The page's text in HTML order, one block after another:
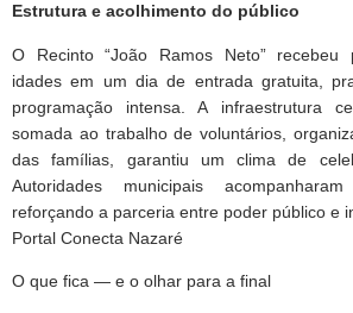
Estrutura e acolhimento do público
O Recinto “João Ramos Neto” recebeu
idades em um dia de entrada gratuita,
programação intensa. A infraestrutura
somada ao trabalho de voluntários,
das famílias, garantiu um clima de
Autoridades municipais
reforçando a parceria entre poder público e
Portal Conecta Nazaré
O que fica — e o olhar para a final